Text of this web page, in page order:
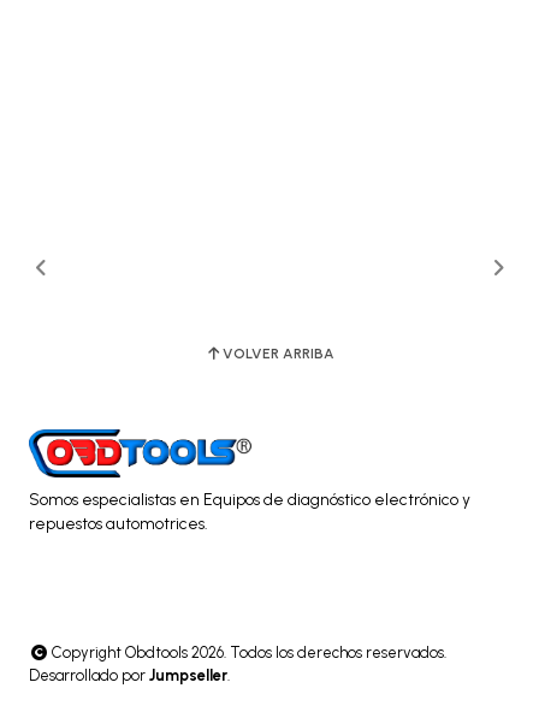
VOLVER ARRIBA
Somos especialistas en Equipos de diagnóstico electrónico y
repuestos automotrices.
Copyright Obdtools 2026. Todos los derechos reservados.
Desarrollado por Jumpseller.